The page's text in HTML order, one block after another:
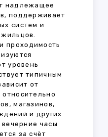
надлежащее
поддерживает
систем и
и проходимость
уровень
типичным
от
магазинов,
и других
часы
за счёт